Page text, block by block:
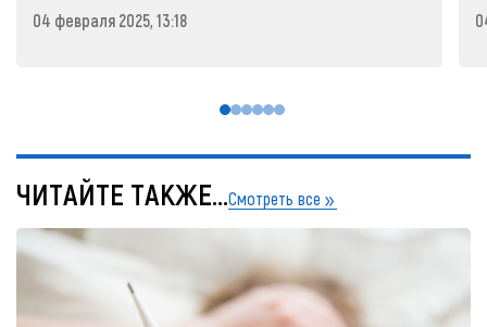
04 февраля 2025, 13:18
ЧИТАЙТЕ ТАКЖЕ...Смотреть все